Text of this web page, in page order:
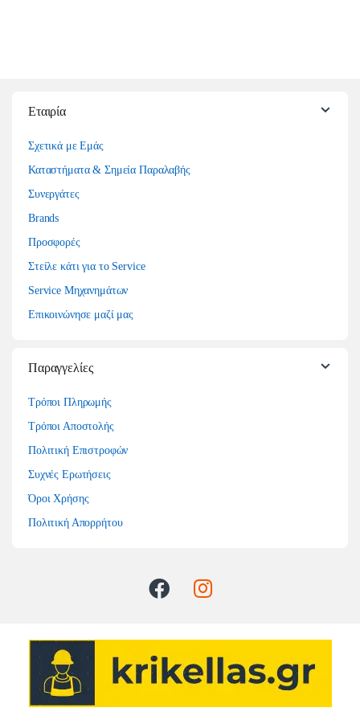
Εταιρία
Σχετικά με Εμάς
Καταστήματα & Σημεία Παραλαβής
Συνεργάτες
Brands
Προσφορές
Στείλε κάτι για το Service
Service Μηχανημάτων
Επικοινώνησε μαζί μας
Παραγγελίες
Τρόποι Πληρωμής
Τρόποι Αποστολής
Πολιτική Επιστροφών
Συχνές Ερωτήσεις
Όροι Χρήσης
Πολιτική Απορρήτου